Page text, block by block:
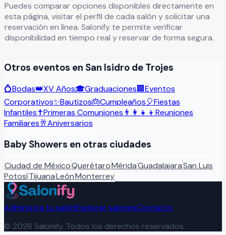
Puedes comparar opciones disponibles directamente en
esta página, visitar el perfil de cada salón y solicitar una
reservación en línea. Salonify te permite verificar
disponibilidad en tiempo real y reservar de forma segura.
Otros eventos en San Isidro de Trojes
💍Bodas👑XV Años🎓Graduaciones🏢Eventos
Corporativos✨Bautizos🎂Cumpleaños🎈Fiestas
Infantiles✝️Primeras Comuniones 👨‍👩‍👧‍👦 Reuniones
Familiares🥂Aniversarios
Baby Showers en otras ciudades
Ciudad de MéxicoQuerétaroMéridaGuadalajaraSan Luis
PotosíTijuanaLeónMonterrey
Administra tu salónExplorar salonesContacto
© 2026 Salonify. Todos los derechos reservados.